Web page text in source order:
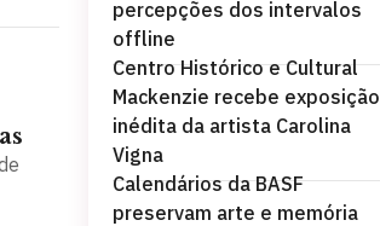
percepções dos intervalos
offline
Centro Histórico e Cultural
Mackenzie recebe exposição
inédita da artista Carolina
Vigna
Calendários da BASF
preservam arte e memória